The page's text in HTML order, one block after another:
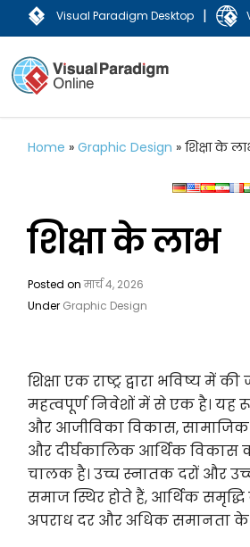
Visual Paradigm Desktop |
Home »Graphic Design »शिक्षा के
शिक्षा के लाभ
Posted onमार्च 4, 2026
Under Graphic Design
शिक्षा एक राष्ट्र द्वारा भविष्य में
महत्वपूर्ण निवेशों में से एक है। यह
और आजीविका विकास,
और दीर्घकालिक आर्थिक विकास
चालक है। उच्च स्नातक दरों और
समाज स्थिर होते हैं, आर्थिक
अपराध दर और अधिक समानता के